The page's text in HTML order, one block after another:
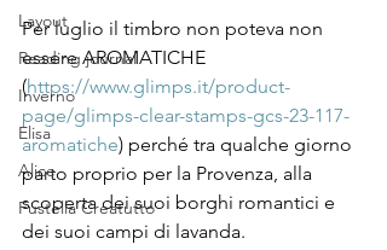
Layout
Reading journal
Inverno
Elisa
Alice
Fustella Creatutto
Per luglio il timbro non poteva non
essere AROMATICHE
(https://www.glimps.it/product-
page/glimps-clear-stamps-gcs-23-117-
aromatiche) perché tra qualche giorno
parto proprio per la Provenza, alla
scoperta dei suoi borghi romantici e
dei suoi campi di lavanda.